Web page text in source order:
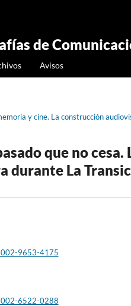
de
Avisos
y cine. La construcción
que no
durante La
9653-4175
6522-0288